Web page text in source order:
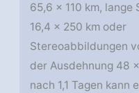
65,6 x 110 km, lange
16,4 x 250 km oder
Stereoabbildungen
der Ausdehnung 48
nach 1,1 Tagen kann